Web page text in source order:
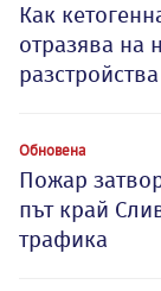
Как
отразява на
разстройства
Обновена
Пожар
път край
трафика